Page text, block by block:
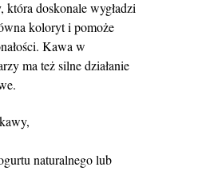
która doskonale wygładzi
koloryt i pomoże
Kawa w
ma też silne działanie
naturalnego lub